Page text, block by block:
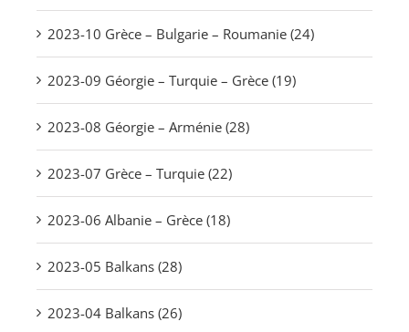
2023-10 Grèce – Bulgarie – Roumanie (24)
2023-09 Géorgie – Turquie – Grèce (19)
2023-08 Géorgie – Arménie (28)
2023-07 Grèce – Turquie (22)
2023-06 Albanie – Grèce (18)
2023-05 Balkans (28)
2023-04 Balkans (26)